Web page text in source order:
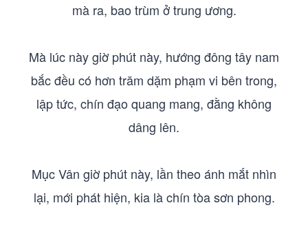
mà ra, bao trùm ở trung ương.
Mà lúc này giờ phút này, hướng đông tây nam
bắc đều có hơn trăm dặm phạm vi bên trong,
lập tức, chín đạo quang mang, đằng không
dâng lên.
Mục Vân giờ phút này, lần theo ánh mắt nhìn
lại, mới phát hiện, kia là chín tòa sơn phong.